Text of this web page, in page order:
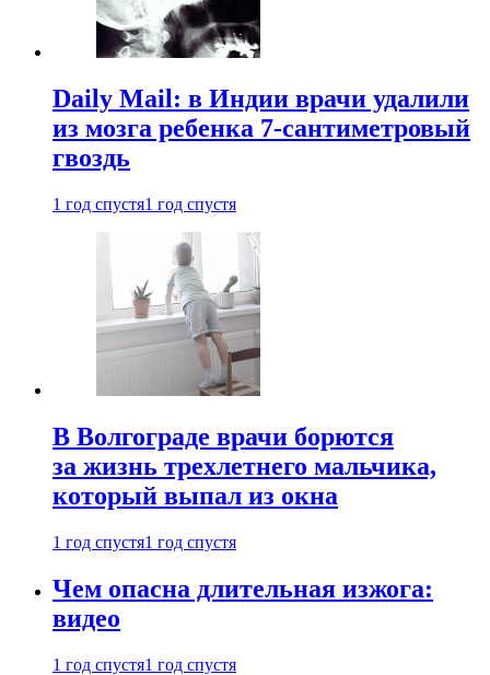
Daily Mail: в Индии врачи удалили
из мозга ребенка 7-сантиметровый
гвоздь
1 год спустя1 год спустя
В Волгограде врачи борются
за жизнь трехлетнего мальчика,
который выпал из окна
1 год спустя1 год спустя
Чем опасна длительная изжога:
видео
1 год спустя1 год спустя